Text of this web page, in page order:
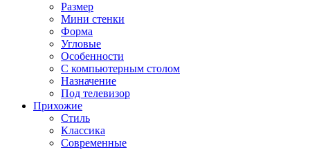
Размер
Мини стенки
Форма
Угловые
Особенности
С компьютерным столом
Назначение
Под телевизор
Прихожие
Стиль
Классика
Современные